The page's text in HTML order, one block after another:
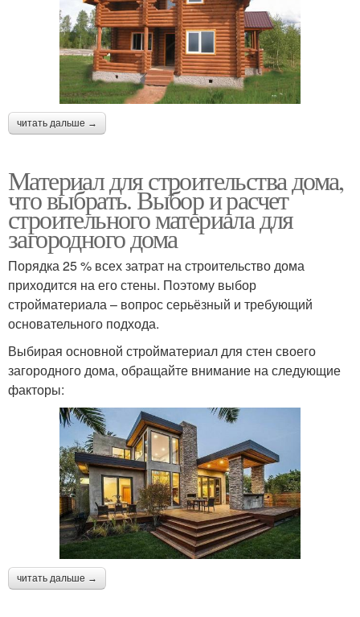
читать дальше →
Материал для строительства дома,
что выбрать. Выбор и расчет
строительного материала для
загородного дома
Порядка 25 % всех затрат на строительство дома
приходится на его стены. Поэтому выбор
стройматериала – вопрос серьёзный и требующий
основательного подхода.
Выбирая основной стройматериал для стен своего
загородного дома, обращайте внимание на следующие
факторы:
читать дальше →